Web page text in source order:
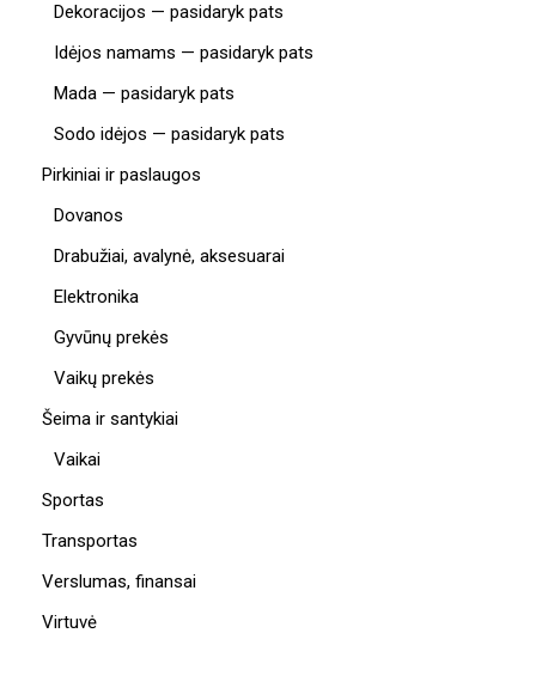
Dekoracijos — pasidaryk pats
Idėjos namams — pasidaryk pats
Mada — pasidaryk pats
Sodo idėjos — pasidaryk pats
Pirkiniai ir paslaugos
Dovanos
Drabužiai, avalynė, aksesuarai
Elektronika
Gyvūnų prekės
Vaikų prekės
Šeima ir santykiai
Vaikai
Sportas
Transportas
Verslumas, finansai
Virtuvė